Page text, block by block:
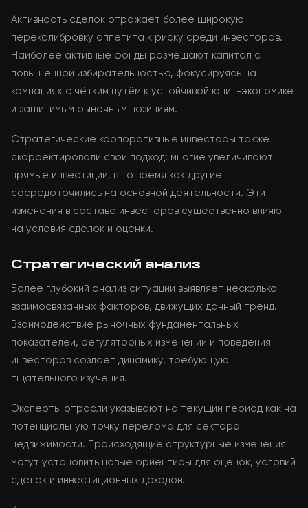
Активность сделок отражает более широкую
перекалибровку аппетита к риску среди инвесторов.
Наиболее активные фонды размещают капитал с
повышенной избирательностью, фокусируясь на
компаниях с чётким путём к устойчивой юнит-экономике
и защитимым рыночным позициям.
Стратегические корпоративные инвесторы также
скорректировали свой подход: многие увеличивают
прямые инвестиции, в то время как другие
сосредоточились на основной деятельности. Эти
изменения в составе инвесторов существенно влияют
на условия сделок и оценки.
Стратегический анализ
Более глубокий анализ ситуации выявляет несколько
взаимосвязанных факторов, движущих данный тренд.
Взаимодействие рыночных фундаментальных
показателей, регуляторных изменений и поведения
инвесторов создаёт динамику, требующую
тщательного изучения.
Эксперты отрасли указывают на текущий период как на
потенциальную точку перелома для сектора
недвижимости. Происходящие структурные изменения
могут установить новые ориентиры для оценок, условий
сделок и инвестиционных доходов.